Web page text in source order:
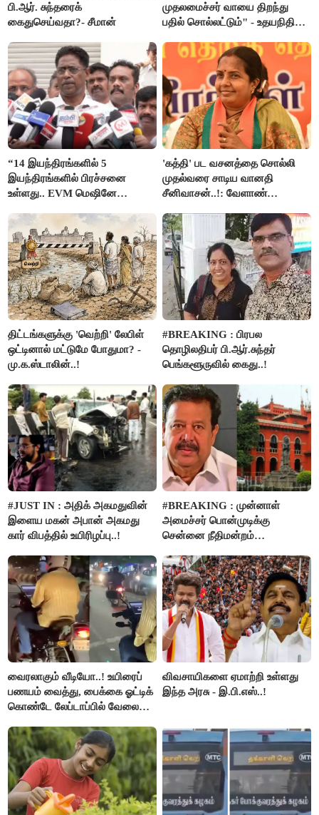
பி.ஆர். சுந்தரைக்
கைதுசெய்வதா?- சீமான்
முதலமைச்சர் வாயை திறந்து
பதில் சொல்லட்டும்" - உதயநிதி
“14 இயந்திரங்களில் 5
இயந்திரங்களில் பிரச்சனை
உள்ளது.. EVM மெஷினே
இளங்கோ
'கத்தி' பட வசனத்தை சொல்லி
முதல்வரை சாடிய வானதி
சீனிவாசன்..!: வேளாண்
எதிர்ப்பு!
திட்டங்களுக்கு 'வெற்றி' லேபிள்
ஒட்டினால் மட்டுமே போதுமா? -
மு.க.ஸ்டாலின்..!
#BREAKING : பிரபல
தொழிலதிபர் பி.ஆர்.சுந்தர்
பெங்களூருவில் கைது..!
#JUST IN : அதிக் அகமதுவின்
இளைய மகன் அபான் அகமது
கார் விபத்தில் உயிரிழப்பு..!
#BREAKING : முன்னாள்
அமைச்சர் பொன்முடிக்கு
சென்னை நீதிமன்றம்
வைரலாகும் வீடியோ..! உயிரைப்
பணயம் வைத்து, பைக்கை ஓட்டிக்
கொண்டே லேப்டாப்பில் வேலை
விவசாயிகளை ஏமாற்றி உள்ளது
இந்த அரசு - இ.பி.எஸ்..!